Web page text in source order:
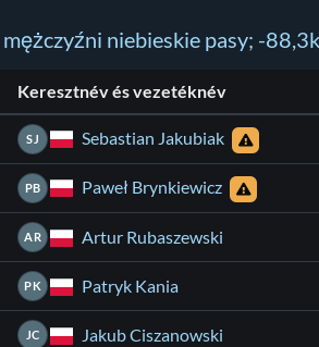
niebieskie pasy; -
Keresztnév és vezetéknév
SJ Sebastian Jakubiak
PB Paweł Brynkiewicz
AR Artur Rubaszewski
PK Patryk Kania
JC Jakub Ciszanowski